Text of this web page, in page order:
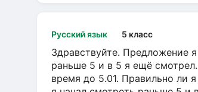
Русский язык 5 класс
Здравствуйте. Предложение
раньше 5 и в 5 я ещё
время до 5.01. Правильно ли